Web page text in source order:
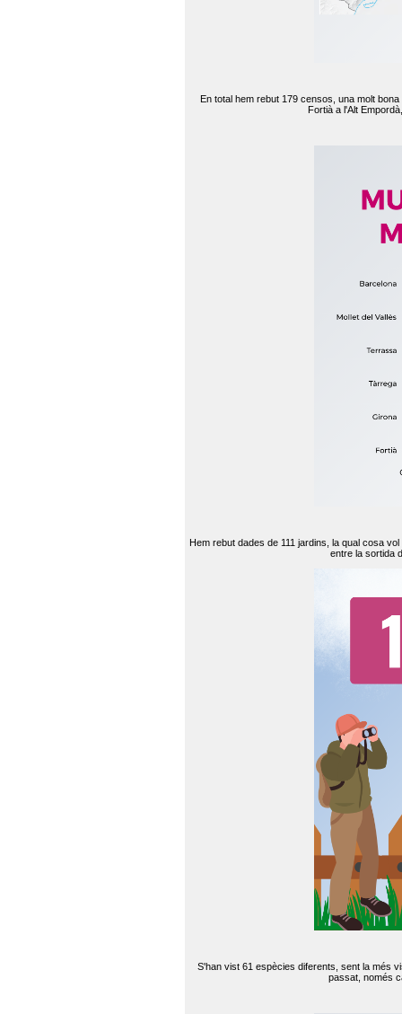
En total hem rebut 179 censos, una molt
Fortià a l'Alt
Hem rebut dades de 111 jardins, la qual cosa
entre la sortida
S'han vist 61 espècies diferents, sent la més
passat, només